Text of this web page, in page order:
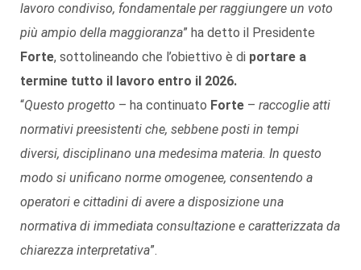
lavoro condiviso, fondamentale per raggiungere un voto
più ampio della maggioranza” ha detto il Presidente
Forte, sottolineando che l’obiettivo è di portare a
termine tutto il lavoro entro il 2026.
“Questo progetto – ha continuato Forte – raccoglie atti
normativi preesistenti che, sebbene posti in tempi
diversi, disciplinano una medesima materia. In questo
modo si unificano norme omogenee, consentendo a
operatori e cittadini di avere a disposizione una
normativa di immediata consultazione e caratterizzata da
chiarezza interpretativa”.